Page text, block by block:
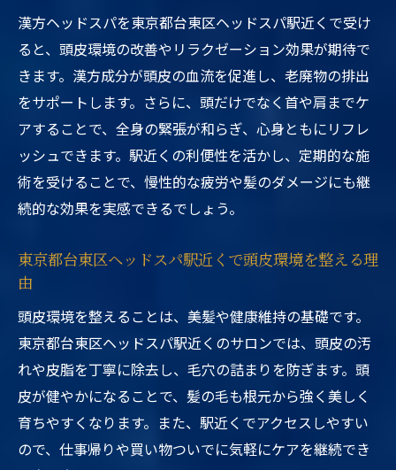
漢方ヘッドスパを東京都台東区ヘッドスパ駅近くで受け
ると、頭皮環境の改善やリラクゼーション効果が期待で
きます。漢方成分が頭皮の血流を促進し、老廃物の排出
をサポートします。さらに、頭だけでなく首や肩までケ
アすることで、全身の緊張が和らぎ、心身ともにリフレ
ッシュできます。駅近くの利便性を活かし、定期的な施
術を受けることで、慢性的な疲労や髪のダメージにも継
続的な効果を実感できるでしょう。
東京都台東区ヘッドスパ駅近くで頭皮環境を整える理
由
頭皮環境を整えることは、美髪や健康維持の基礎です。
東京都台東区ヘッドスパ駅近くのサロンでは、頭皮の汚
れや皮脂を丁寧に除去し、毛穴の詰まりを防ぎます。頭
皮が健やかになることで、髪の毛も根元から強く美しく
育ちやすくなります。また、駅近くでアクセスしやすい
ので、仕事帰りや買い物ついでに気軽にケアを継続でき